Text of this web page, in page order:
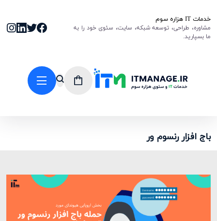
خدمات IT هزاره سوم
مشاوره، طراحی، توسعه شبکه، سایت، سئوی خود را به
ما بسپارید.
باج افزار رنسوم ور